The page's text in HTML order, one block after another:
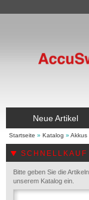
Neue Artikel
Startseite » Katalog » Akkus
SCHNELLKAUF
Bitte geben Sie die
unserem Katalog ein.